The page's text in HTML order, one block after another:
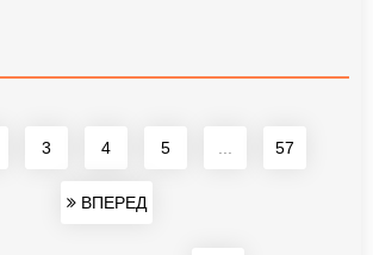
3 4 5 57
ВПЕРЕД